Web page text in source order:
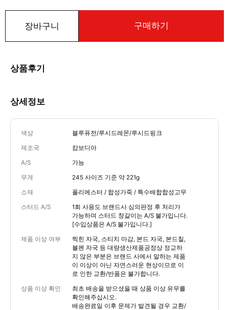
장바구니 구매하기
상품후기
상세정보
색상 블루퓨전/루시드레몬/루시드핑크
제조국 캄보디아
A/S 가능
무게 245 사이즈 기준 약 221g
소재 폴리에스터 / 합성가죽 / 특수배합합성고무
스터드 A/S
1회 사용도 브랜드사 심의판정 후 처리가
가능하며 스터드 창갈이는 A/S 불가입니다.
[수입상품은 A/S 불가입니다.]
제품 이상 여부
찍힌 자국, 스티치 마감, 본드 자국, 본드칠,
볼펜 자국 등 대량생산제품공정상 정교하
지 않은 부분은 브랜드 사에서 말하는 제품
이 이상이 아닌 자연스러운 현상이므로 이
로 인한 교환/반품은 불가합니다.
상품 이상 확인
최초 배송을 받으셨을 때 상품 이상 유무를
확인해주십시오.
배송완료일 이후 문제가 발견될 경우 교환/